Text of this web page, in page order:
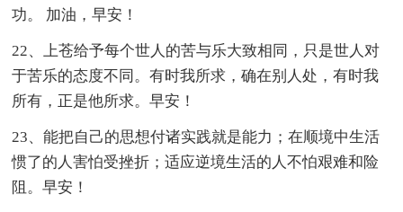
功。 加油，早安！
22、上苍给予每个世人的苦与乐大致相同，只是世人对
于苦乐的态度不同。有时我所求，确在别人处，有时我
所有，正是他所求。早安！
23、能把自己的思想付诸实践就是能力；在顺境中生活
惯了的人害怕受挫折；适应逆境生活的人不怕艰难和险
阻。早安！